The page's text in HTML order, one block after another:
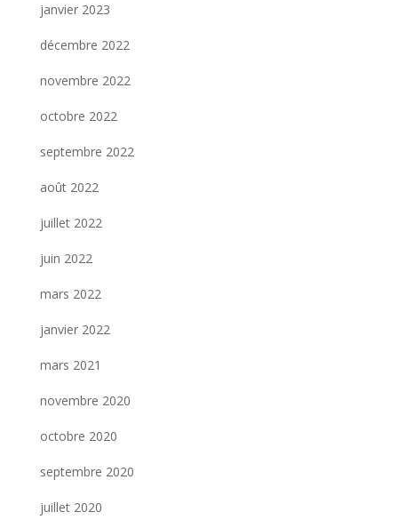
janvier 2023
décembre 2022
novembre 2022
octobre 2022
septembre 2022
août 2022
juillet 2022
juin 2022
mars 2022
janvier 2022
mars 2021
novembre 2020
octobre 2020
septembre 2020
juillet 2020